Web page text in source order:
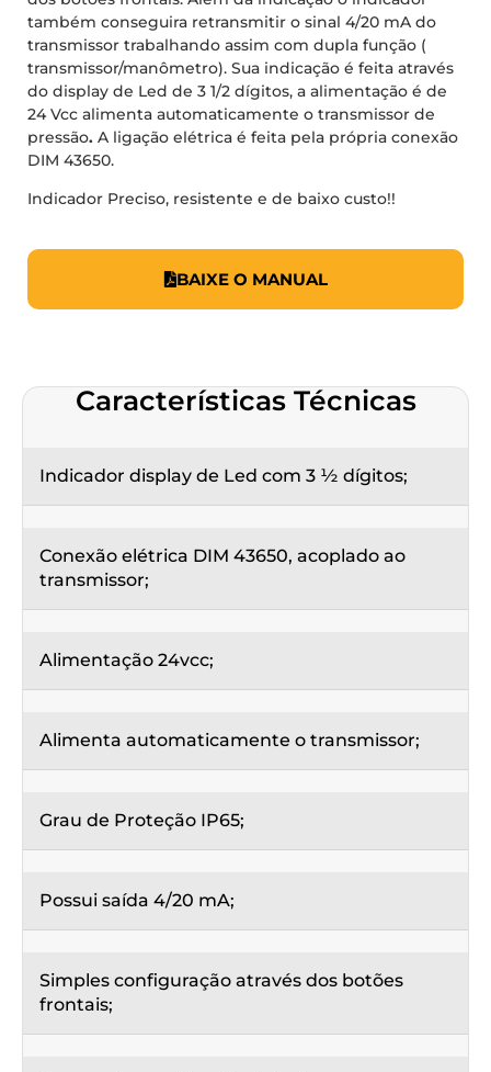
também conseguira retransmitir o sinal 4/20 mA do
transmissor trabalhando assim com dupla função (
transmissor/manômetro). Sua indicação é feita através
do display de Led de 3 1/2 dígitos, a alimentação é de
24 Vcc alimenta automaticamente o transmissor de
pressão. A ligação elétrica é feita pela própria conexão
DIM 43650.
Indicador Preciso, resistente e de baixo custo!!
BAIXE O MANUAL
Características Técnicas
Indicador display de Led com 3 ½ dígitos;
Conexão elétrica DIM 43650, acoplado ao
transmissor;
Alimentação 24vcc;
Alimenta automaticamente o transmissor;
Grau de Proteção IP65;
Possui saída 4/20 mA;
Simples configuração através dos botões
frontais;